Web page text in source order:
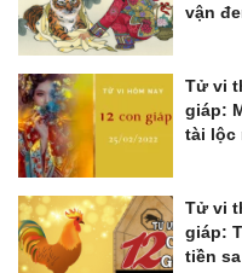
vận
Tử vi
giáp:
tài lộc
Tử vi
giáp:
tiền